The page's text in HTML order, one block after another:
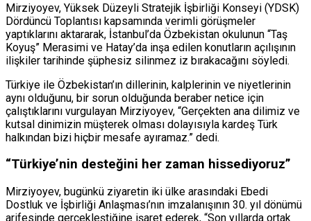
Mirziyoyev, Yüksek Düzeyli Stratejik İşbirliği Konseyi (YDSK)
Dördüncü Toplantısı kapsamında verimli görüşmeler
yaptıklarını aktararak, İstanbul’da Özbekistan okulunun “Taş
Koyuş” Merasimi ve Hatay’da inşa edilen konutların açılışının
ilişkiler tarihinde şüphesiz silinmez iz bırakacağını söyledi.
Türkiye ile Özbekistan’ın dillerinin, kalplerinin ve niyetlerinin
aynı olduğunu, bir sorun olduğunda beraber netice için
çalıştıklarını vurgulayan Mirziyoyev, “Gerçekten ana dilimiz ve
kutsal dinimizin müşterek olması dolayısıyla kardeş Türk
halkından bizi hiçbir mesafe ayıramaz.” dedi.
“Türkiye’nin desteğini her zaman hissediyoruz”
Mirziyoyev, bugünkü ziyaretin iki ülke arasındaki Ebedi
Dostluk ve İşbirliği Anlaşması’nın imzalanışının 30. yıl dönümü
arifesinde gerçekleştiğine işaret ederek, “Son yıllarda ortak